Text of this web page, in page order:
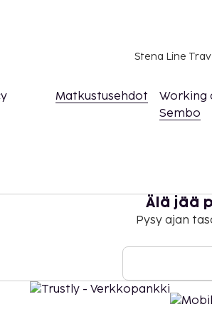
(riippuu saatavuudesta): 50
kata kaikkea. Maksut ja
ja ne saattavat muuttua.
maksaa käteisettömillä
Stena Line
Matkustusehdot
Working
Sembo
Älä jää
Pysy ajan